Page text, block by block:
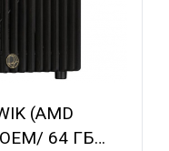
(AMD
64 ГБ